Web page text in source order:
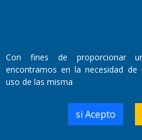
Propietario: El Diario SRL
Director Periodístico:
Walter René Goñi
Domicilio Legal: José Ingenieros 855,
Santa Rosa, La Pampa.
Con fines de proporcionar
encontramos en la necesidad de
uso de las misma
si Acepto